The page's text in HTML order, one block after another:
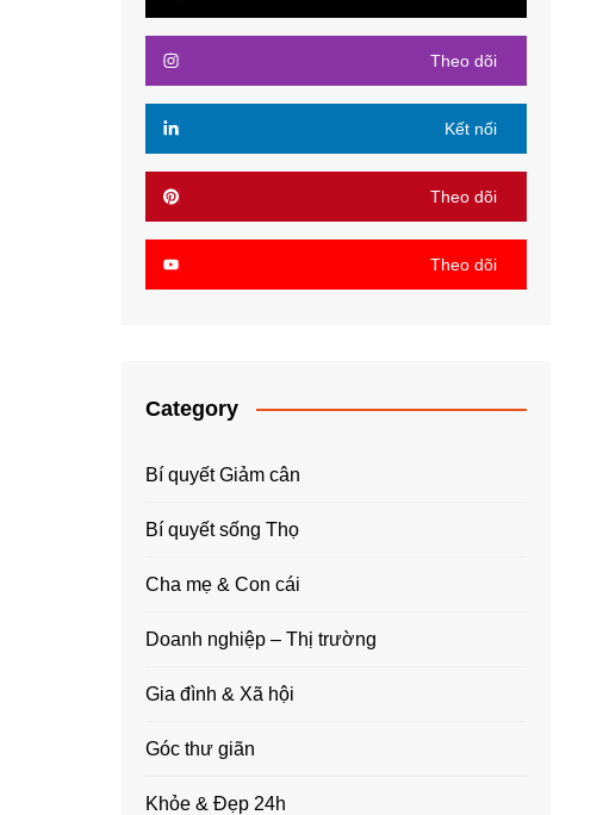
Theo dõi
Kết nối
Theo dõi
Theo dõi
Category
Bí quyết Giảm cân
Bí quyết sống Thọ
Cha mẹ & Con cái
Doanh nghiệp – Thị trường
Gia đình & Xã hội
Góc thư giãn
Khỏe & Đẹp 24h